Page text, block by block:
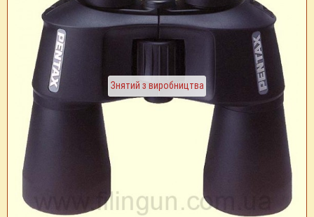
Знятий з виробництва